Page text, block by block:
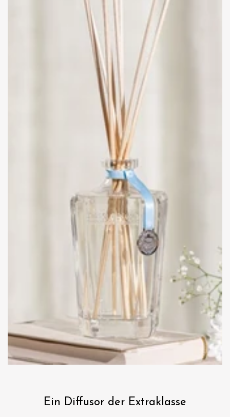
Ein Diffusor der Extraklasse